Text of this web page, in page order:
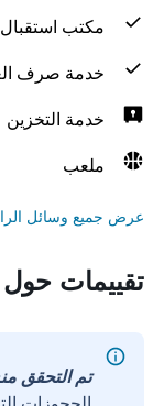
مكتب استقبال على
خدمة صرف
خدمة التخزين
ملعب
عرض جميع وسائل
تقييمات
تم التحقق منه